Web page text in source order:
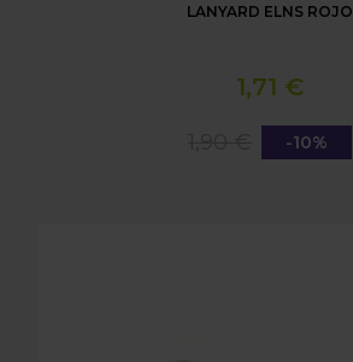
LANYARD ELNS ROJO
1,71 €
-10%